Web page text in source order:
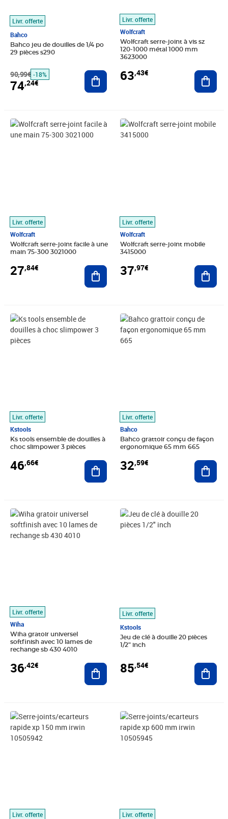
Livr. offerte
Bahco
Bahco jeu de douilles de 1/4 po
29 pièces s290
90,99€ -18%
74,24€
Ajouter au panier
Livr. offerte
Wolfcraft
Wolfcraft serre-joint à vis sz
120-1000 métal 1000 mm
3623000
63,43€
Livr. offerte
Wolfcraft
Wolfcraft serre-joint facile à une
main 75-300 3021000
27,84€
Prix 27,84€
Ajouter au panier
Livr. offerte
Wolfcraft
Wolfcraft serre-joint mobile
3415000
37,97€
Prix 37,97€
Livr. offerte
Kstools
Ks tools ensemble de douilles à
choc slimpower 3 pièces
46,66€
Prix 46,66€
Ajouter au panier
Livr. offerte
Bahco
Bahco grattoir conçu de façon
ergonomique 65 mm 665
32,59€
Prix 32,59€
Livr. offerte
Wiha
Wiha gratoir universel
softfinish avec 10 lames de
rechange sb 430 4010
36,42€
Prix 36,42€
Ajouter au panier
Livr. offerte
Kstools
Jeu de clé à douille 20 pièces
1/2" inch
85,54€
Prix 85,54€
Livr. offerte
Prix 37,85€
Livr. offerte
Prix 48,46€